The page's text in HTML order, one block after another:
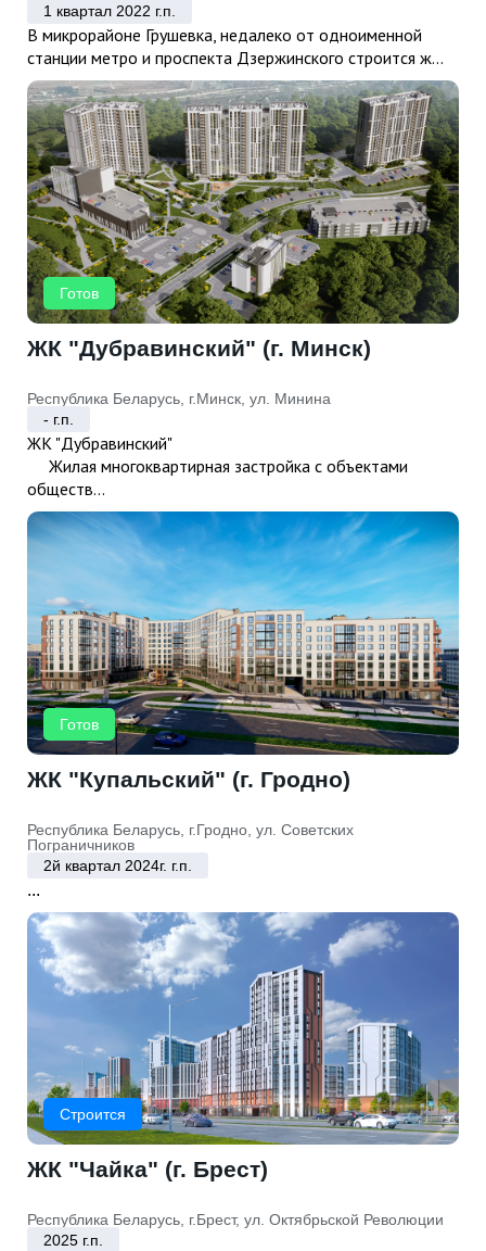
1 квартал 2022 г.п.
В микрорайоне Грушевка, недалеко от одноименной
станции метро и проспекта Дзержинского строится ж...
Готов
ЖК "Дубравинский" (г. Минск)
Республика Беларусь, г.Минск, ул. Минина
- г.п.
ЖК "Дубравинский"
Жилая многоквартирная застройка с объектами
обществ...
Готов
ЖК "Купальский" (г. Гродно)
Республика Беларусь, г.Гродно, ул. Советских
Пограничников
2й квартал 2024г. г.п.
...
Строится
ЖК "Чайка" (г. Брест)
Республика Беларусь, г.Брест, ул. Октябрьской Революции
2025 г.п.